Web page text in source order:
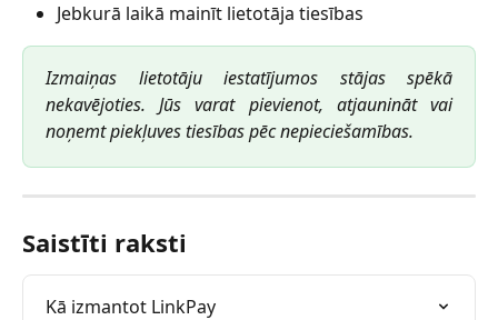
Jebkurā laikā mainīt lietotāja tiesības
Izmaiņas lietotāju iestatījumos stājas spēkā
nekavējoties. Jūs varat pievienot, atjaunināt vai
noņemt piekļuves tiesības pēc nepieciešamības.
Saistīti raksti
Kā izmantot LinkPay